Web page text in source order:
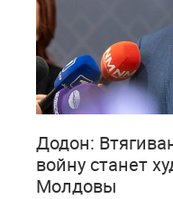
Додон:
войну станет
Молдовы